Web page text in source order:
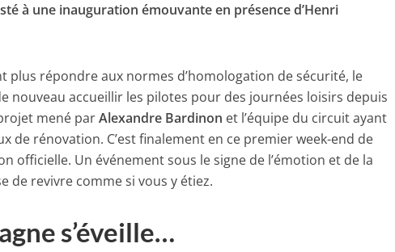
à une inauguration émouvante en présence d’Henri
plus répondre aux normes d’homologation de sécurité, le
nouveau accueillir les pilotes pour des journées loisirs depuis
mené parAlexandre Bardinon et l’équipe du circuit ayant
de rénovation. C’est finalement en ce premier week-end de
officielle. Un événement sous le signe de l’émotion et de la
de revivre comme si vous y étiez.
s’éveille…